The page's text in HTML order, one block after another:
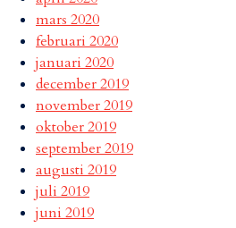
mars 2020
februari 2020
januari 2020
december 2019
november 2019
oktober 2019
september 2019
augusti 2019
juli 2019
juni 2019